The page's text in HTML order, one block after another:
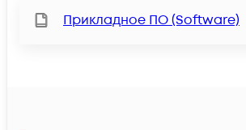
Прикладное ПО (Software)